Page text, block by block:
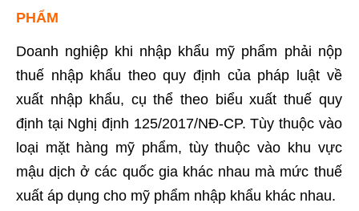
PHẨM
Doanh nghiệp khi nhập khẩu mỹ phẩm phải nộp
thuế nhập khẩu theo quy định của pháp luật về
xuất nhập khẩu, cụ thể theo biểu xuất thuế quy
định tại Nghị định 125/2017/NĐ-CP. Tùy thuộc vào
loại mặt hàng mỹ phẩm, tùy thuộc vào khu vực
mậu dịch ở các quốc gia khác nhau mà mức thuế
xuất áp dụng cho mỹ phẩm nhập khẩu khác nhau.